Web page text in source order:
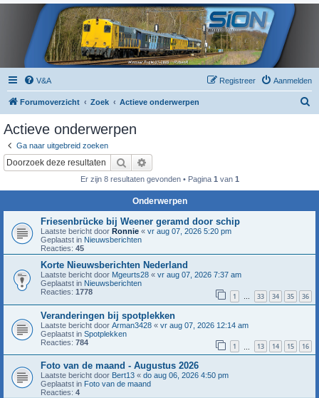
V&A Aanmelden
Registreer
Forumoverzicht Zoek Actieve onderwerpen
Actieve onderwerpen
Ga naar uitgebreid zoeken
Zoek
Er zijn 8 resultaten gevonden • Pagina 1 van 1
Onderwerpen
Friesenbrücke bij Weener geramd door schip
Laatste bericht door Ronnie « vr aug 07, 2026 5:20 pm
Geplaatst in Nieuwsberichten
Reacties: 45
Korte Nieuwsberichten Nederland
Laatste bericht door Mgeurts28 « vr aug 07, 2026 7:37 am
Geplaatst in Nieuwsberichten
Reacties: 1778 1 … 33 34 35 36
Veranderingen bij spotplekken
Laatste bericht door Arman3428 « vr aug 07, 2026 12:14 am
Geplaatst in Spotplekken
Reacties: 784 1 13 14 15 16
Foto van de maand - Augustus 2026
Laatste bericht door Bert13 « do aug 06, 2026 4:50 pm
Geplaatst in Foto van de maand
Reacties: 4